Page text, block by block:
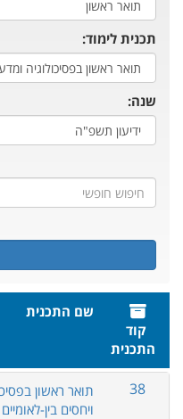
תכנית לימוד:
שנה:
קוד
התכנית
שם התכנית
38
תואר ראשון
ויחסים בין-לאומיים